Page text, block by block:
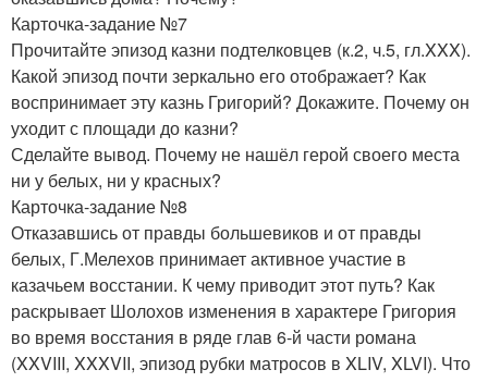
Карточка-задание №7
Прочитайте эпизод казни подтелковцев (к.2, ч.5, гл.XXX).
Какой эпизод почти зеркально его отображает? Как
воспринимает эту казнь Григорий? Докажите. Почему он
уходит с площади до казни?
Сделайте вывод. Почему не нашёл герой своего места
ни у белых, ни у красных?
Карточка-задание №8
Отказавшись от правды большевиков и от правды
белых, Г.Мелехов принимает активное участие в
казачьем восстании. К чему приводит этот путь? Как
раскрывает Шолохов изменения в характере Григория
во время восстания в ряде глав 6-й части романа
(XXVIII, XXXVII, эпизод рубки матросов в XLIV, XLVI). Что